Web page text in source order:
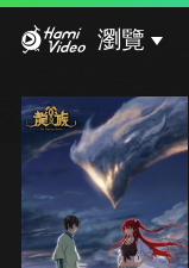
瀏覽